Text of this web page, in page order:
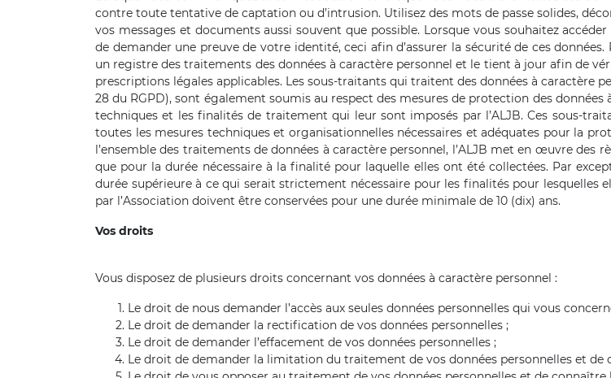
contre toute tentative de captation ou d’intrusion. Utilisez des mots de passe solides,
vos messages et documents aussi souvent que possible. Lorsque vous souhaitez
de demander une preuve de votre identité, ceci afin d’assurer la sécurité de ces
un registre des traitements des données à caractère personnel et le tient à jour afin de
prescriptions légales applicables. Les sous-traitants qui traitent des données à caractère
28 du RGPD), sont également soumis au respect des mesures de protection des
techniques et les finalités de traitement qui leur sont imposés par l’ALJB. Ces sous-
toutes les mesures techniques et organisationnelles nécessaires et adéquates pour la
l’ensemble des traitements de données à caractère personnel, l’ALJB met en œuvre des
que pour la durée nécessaire à la finalité pour laquelle elles ont été collectées. Par
durée supérieure à ce qui serait strictement nécessaire pour les finalités pour lesquelles
par l’Association doivent être conservées pour une durée minimale de 10 (dix) ans.
Vos droits
Vous disposez de plusieurs droits concernant vos données à caractère personnel :
Le droit de nous demander l’accès aux seules données personnelles qui vous
Le droit de demander la rectification de vos données personnelles ;
Le droit de demander l’effacement de vos données personnelles ;
Le droit de demander la limitation du traitement de vos données personnelles et de